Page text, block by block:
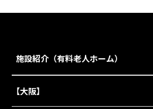
施設紹介（有料老人ホーム）
【大阪】